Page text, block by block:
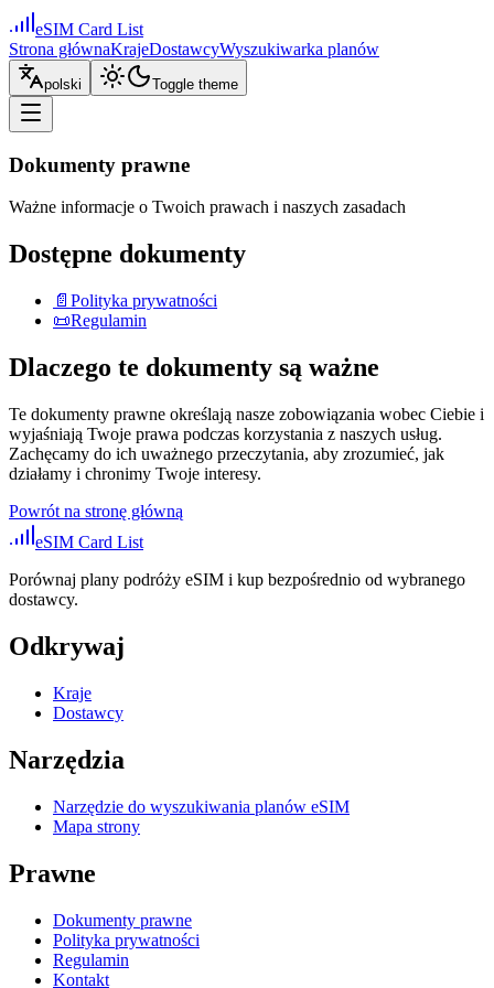
eSIM Card List
Strona głównaKrajeDostawcyWyszukiwarka planów
polski Toggle theme
Dokumenty prawne
Ważne informacje o Twoich prawach i naszych zasadach
Dostępne dokumenty
📄 Polityka prywatności
📜Regulamin
Dlaczego te dokumenty są ważne
Te dokumenty prawne określają nasze zobowiązania wobec Ciebie i
wyjaśniają Twoje prawa podczas korzystania z naszych usług.
Zachęcamy do ich uważnego przeczytania, aby zrozumieć, jak
działamy i chronimy Twoje interesy.
Powrót na stronę główną
eSIM Card List
Porównaj plany podróży eSIM i kup bezpośrednio od wybranego
dostawcy.
Odkrywaj
Kraje
Dostawcy
Narzędzia
Narzędzie do wyszukiwania planów eSIM
Mapa strony
Prawne
Dokumenty prawne
Polityka prywatności
Regulamin
Kontakt